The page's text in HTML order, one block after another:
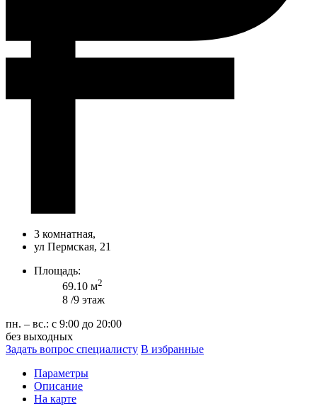
3 комнатная,
ул Пермская, 21
Площадь:
69.10 м2
8 /9 этаж
пн. – вс.: с 9:00 до 20:00
без выходных
Задать вопрос специалисту В избранные
Параметры
Описание
На карте